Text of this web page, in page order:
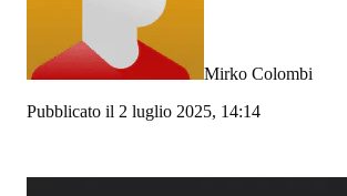
Mirko Colombi
Pubblicato il 2 luglio 2025, 14:14